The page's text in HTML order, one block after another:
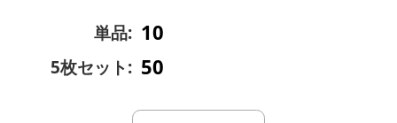
単品: 10
5枚セット: 50